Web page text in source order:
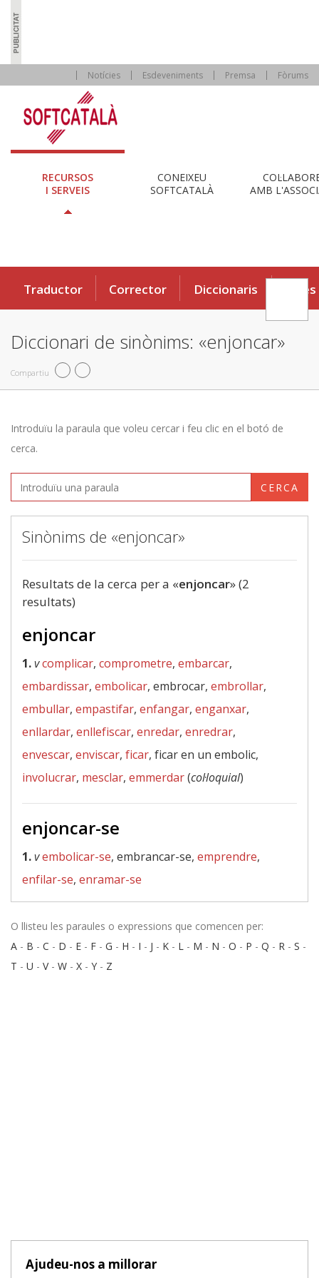
Notícies Esdeveniments Premsa Fòrums
RECURSOS
I SERVEIS
CONEIXEU
SOFTCATALÀ
AMB
Traductor Corrector Diccionaris Eines
Diccionari de sinònims: «enjoncar»
Compartiu
Introduïu la paraula que voleu cercar i feu clic en el botó de
cerca.
CERCA
Sinònims de «enjoncar»
Resultats de la cerca per a «enjoncar» (2
resultats)
enjoncar
1.vcomplicar, comprometre, embarcar,
embardissar, embolicar, embrocar, embrollar,
embullar, empastifar, enfangar, enganxar,
enllardar, enllefiscar, enredar, enredrar,
envescar, enviscar, ficar, ficar en un embolic,
involucrar, mesclar, emmerdar(col·loquial)
enjoncar-se
1.vembolicar-se, embrancar-se, emprendre,
enfilar-se, enramar-se
O llisteu les paraules o expressions que comencen per:
A - B - C - D - E - F - G - H - I - J - K - L - M - N - O - P - Q - R - S -
T - U - V- W - X - Y - Z
Ajudeu-nos a millorar